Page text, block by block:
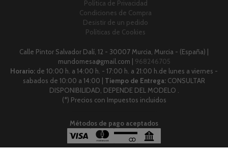
Política de Privacidad
Condiciones de Compra
Desistir de un pedido
Políticas de Cookies
Calle Pintor Salvador Dalí, 12 - 30007 Murcia, Murcia - (España) |
mundomesa@gmail.com | 968246705
Horario: de 10:00 h. a 14:00 h. - 17:00 h. a 21:00 h.de lunes a viernes -
sabados de 10:00 a 14:00 | Tiempo de Entrega: CONSULTAR
DISPONIBILIDAD, DEPENDE DEL MODELO .
(*) Precios con Impuestos incluidos
Métodos de pago aceptados